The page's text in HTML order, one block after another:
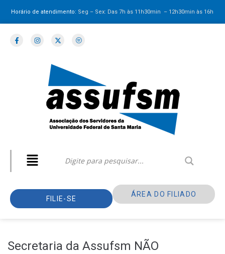
Horário de atendimento: Seg – Sex: Das 7h às 11h30min – 12h30minàs 16h
FILIE-SE
ÁREA DO FILIADO
Secretaria da Assufsm NÃO